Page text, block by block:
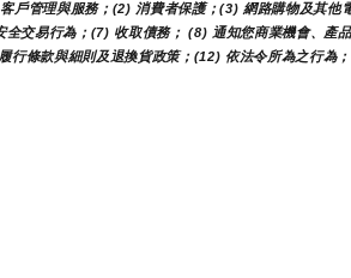
戶管理與服務；(2) 消費者保護；(3) 網路購物及其
交易行為；(7) 收取債務； (8) 通知您商業機會、產
條款與細則及退換貨政策；(12) 依法令所為之行為